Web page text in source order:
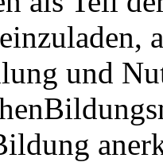
und